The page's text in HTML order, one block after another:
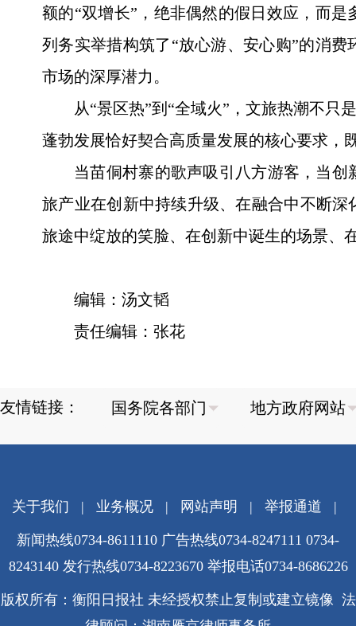
额的“双增长”，绝非偶然的假日效应，而
列务实举措构筑了“放心游、安心购”的消
市场的深厚潜力。
从“景区热”到“全域火”，文旅热潮不
蓬勃发展恰好契合高质量发展的核心要求，
当苗侗村寨的歌声吸引八方游客，当
旅产业在创新中持续升级、在融合中不断
旅途中绽放的笑脸、在创新中诞生的场景、
编辑：汤文韬
责任编辑：张花
友情链接：
关于我们 | 业务概况| 网站声明 | 举报通道 |
新闻热线0734-8611110 广告热线0734-8247111 0734-
8243140 发行热线0734-8223670 举报电话0734-8686226
版权所有：衡阳日报社 未经授权禁止复制或建立镜像 法